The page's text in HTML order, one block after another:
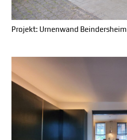
Projekt: Urnenwand Beindersheim